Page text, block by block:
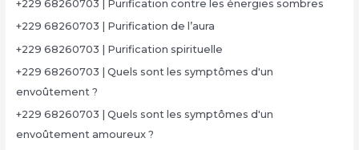
+229 68260703 | Purification contre les énergies sombres
+229 68260703 | Purification de l’aura
+229 68260703 | Purification spirituelle
+229 68260703 | Quels sont les symptômes d'un
envoûtement ?
+229 68260703 | Quels sont les symptômes d'un
envoûtement amoureux ?